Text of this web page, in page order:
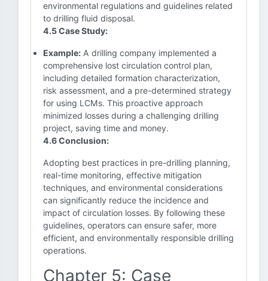
environmental regulations and guidelines related
to drilling fluid disposal.
4.5 Case Study:
Example: A drilling company implemented a
comprehensive lost circulation control plan,
including detailed formation characterization,
risk assessment, and a pre-determined strategy
for using LCMs. This proactive approach
minimized losses during a challenging drilling
project, saving time and money.
4.6 Conclusion:
Adopting best practices in pre-drilling planning,
real-time monitoring, effective mitigation
techniques, and environmental considerations
can significantly reduce the incidence and
impact of circulation losses. By following these
guidelines, operators can ensure safer, more
efficient, and environmentally responsible drilling
operations.
Chapter 5: Case